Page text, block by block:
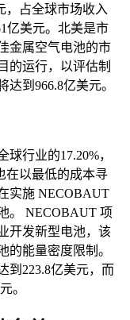
，占全球市场收入
亿美元。北美是市
金属空气电池的市
的运行，以评估制
到966.8亿美元。
行业的17.20%，
在以最低的成本寻
实施 NECOBAUT
。 NECOBAUT 项
开发新型电池，该
的能量密度限制。
到223.8亿美元，而
。